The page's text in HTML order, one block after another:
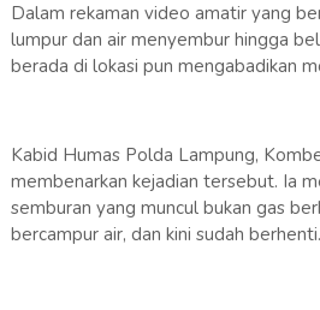
Dalam rekaman video amatir yang
lumpur dan air menyembur hingga
berada di lokasi pun mengabadikan
Kabid Humas Polda Lampung,
membenarkan kejadian tersebut. Ia
semburan yang muncul bukan gas
bercampur air, dan kini sudah berhenti.